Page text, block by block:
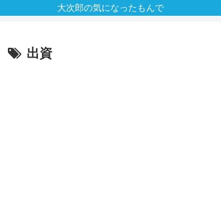
大次郎の気になったもんで
出資